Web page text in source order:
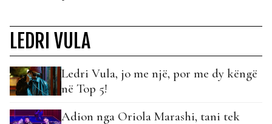
LEDRI VULA
Ledri Vula, jo me një, por me dy këngë
në Top 5!
Adion nga Oriola Marashi, tani tek